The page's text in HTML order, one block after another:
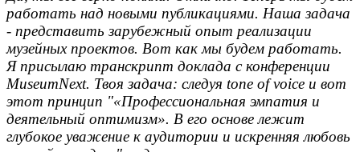
работать над новыми публикациями. Наша задача
- представить зарубежный опыт реализации
музейных проектов. Вот как мы будем работать.
Я присылаю транскрипт доклада с конференции
MuseumNext. Твоя задача: следуя tone of voice и вот
этот принцип "«Профессиональная эмпатия и
деятельный оптимизм». В его основе лежит
глубокое уважение к аудитории и искренняя любовь